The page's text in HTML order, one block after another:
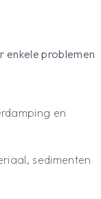
enkele problemen
en
sedimenten